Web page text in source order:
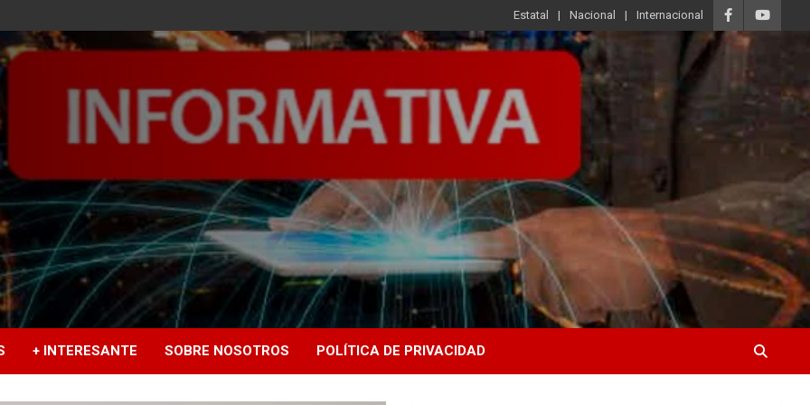
Estatal Nacional Internacional
+ INTERESANTE SOBRE NOSOTROS POLÍTICA DE PRIVACIDAD